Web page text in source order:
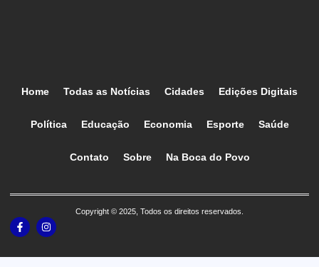
Home Todas as Notícias Cidades Edições Digitais
Política Educação Economia Esporte Saúde
Contato Sobre Na Boca do Povo
Copyright © 2025, Todos os direitos reservados.